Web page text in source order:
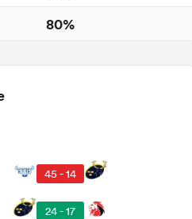
80%
45 - 14
24 - 17